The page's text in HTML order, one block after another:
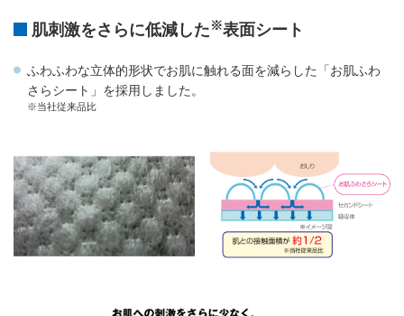
肌刺激をさらに低減した ※表面シート
ふわふわな立体的形状でお肌に触れる面を減らした「お肌ふわ
さらシート」を採用しました。
※当社従来品比